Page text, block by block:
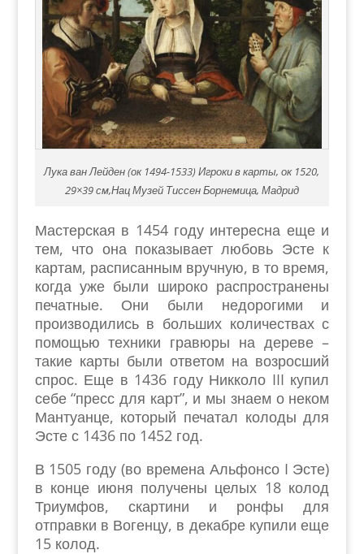
Лука ван Лейден (ок 1494-1533) Игроки в карты, ок 1520,
29×39 см,Нац Музей Тиссен Борнемица, Мадрид
Мастерская в 1454 году интересна еще и
тем, что она показывает любовь Эсте к
картам, расписанным вручную, в то время,
когда уже были широко распространены
печатные. Они были недорогими и
производились в больших количествах с
помощью техники гравюры на дереве –
такие карты были ответом на возросший
спрос. Еще в 1436 году Никколо III купил
себе “пресс для карт”, и мы знаем о неком
Мантуанце, который печатал колоды для
Эсте с 1436 по 1452 год.
В 1505 году (во времена Альфонсо I Эсте)
в конце июня получены целых 18 колод
Триумфов, скартини и ронфы для
отправки в Вогенцу, в декабре купили еще
15 колод.